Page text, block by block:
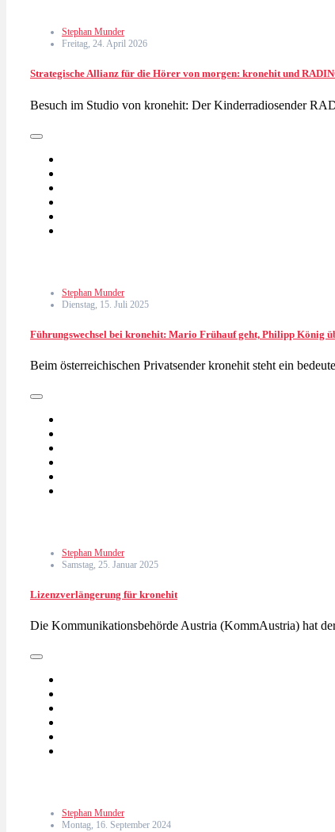
Stephan Munder
Freitag, 24. April 2026
Strategische Allianz für die Hörer von morgen: kronehit und
Besuch im Studio von kronehit: Der Kinderradiosender
Stephan Munder
Dienstag, 15. Juli 2025
Führungswechsel bei kronehit: Mario Frühauf geht, Philipp König
Beim österreichischen Privatsender kronehit steht ein
Stephan Munder
Samstag, 25. Januar 2025
Lizenzverlängerung für kronehit
Die Kommunikationsbehörde Austria (KommAustria) hat
Stephan Munder
Montag, 16. September 2024